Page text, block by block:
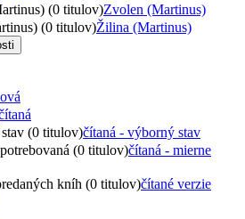
(0 titulov)Zvolen (Martinus)
(0 titulov)Žilina (Martinus)
(0 titulov)čítaná - výborný stav
(0 titulov)čítaná - mierne
kníh (0 titulov)čítané verzie